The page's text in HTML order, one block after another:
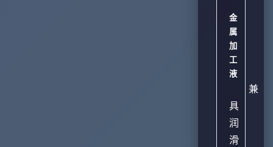
金
属
加
工
液
兼
具
润
滑